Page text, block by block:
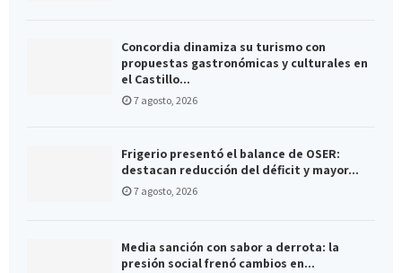
Concordia dinamiza su turismo con
propuestas gastronómicas y culturales en
el Castillo...
7 agosto, 2026
Frigerio presentó el balance de OSER:
destacan reducción del déficit y mayor...
7 agosto, 2026
Media sanción con sabor a derrota: la
presión social frenó cambios en...